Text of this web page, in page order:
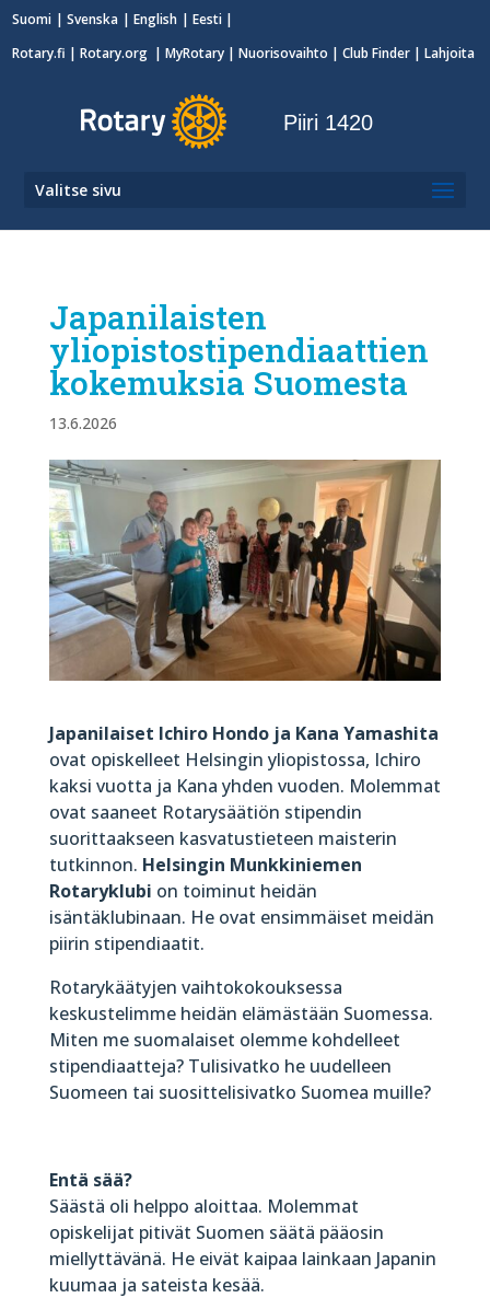
Suomi Svenska English
Eesti
Rotary.fi |Rotary.org |MyRotary |Nuorisovaihto | Club Finder | Lahjoita
Piiri 1420
Valitse sivu
Japanilaisten
yliopistostipendiaattien
kokemuksia Suomesta
13.6.2026
Japanilaiset Ichiro Hondo ja Kana Yamashita
ovat opiskelleet Helsingin yliopistossa, Ichiro
kaksi vuotta ja Kana yhden vuoden. Molemmat
ovat saaneet Rotarysäätiön stipendin
suorittaakseen kasvatustieteen maisterin
tutkinnon. Helsingin Munkkiniemen
Rotaryklubi on toiminut heidän
isäntäklubinaan. He ovat ensimmäiset meidän
piirin stipendiaatit.
Rotarykäätyjen vaihtokokouksessa
keskustelimme heidän elämästään Suomessa.
Miten me suomalaiset olemme kohdelleet
stipendiaatteja? Tulisivatko he uudelleen
Suomeen tai suosittelisivatko Suomea muille?
Entä sää?
Säästä oli helppo aloittaa. Molemmat
opiskelijat pitivät Suomen säätä pääosin
miellyttävänä. He eivät kaipaa lainkaan Japanin
kuumaa ja sateista kesää.